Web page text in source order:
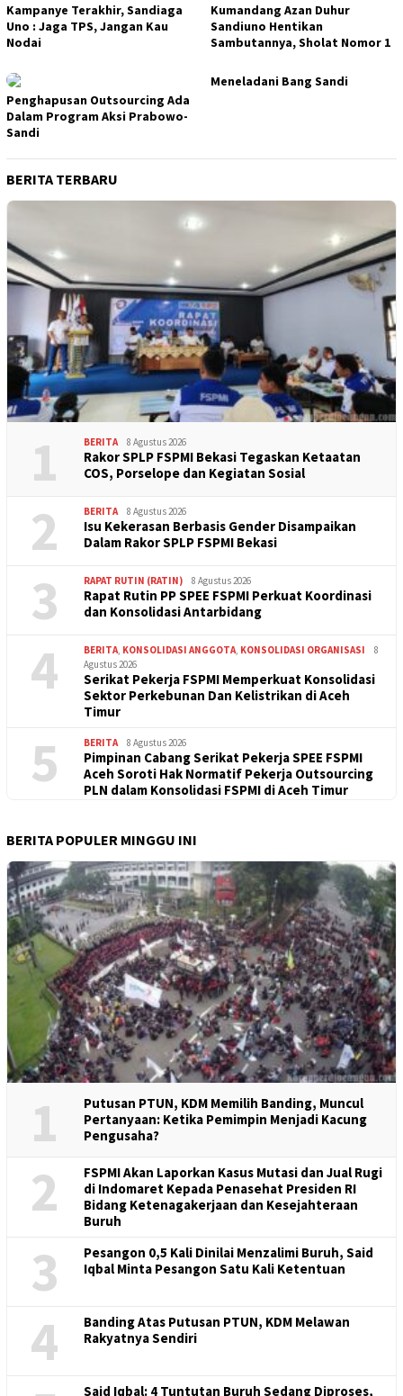
Kampanye Terakhir, Sandiaga
Uno : Jaga TPS, Jangan Kau
Nodai
Kumandang Azan Duhur
Sandiuno Hentikan
Sambutannya, Sholat Nomor 1
Penghapusan Outsourcing Ada
Dalam Program Aksi Prabowo-
Sandi
Meneladani Bang Sandi
BERITA TERBARU
1 BERITA 8 Agustus 2026
Rakor SPLP FSPMI Bekasi Tegaskan Ketaatan
COS, Porselope dan Kegiatan Sosial
2 BERITA 8 Agustus 2026
Isu Kekerasan Berbasis Gender Disampaikan
Dalam Rakor SPLP FSPMI Bekasi
3 RAPAT RUTIN (RATIN) 8 Agustus 2026
Rapat Rutin PP SPEE FSPMI Perkuat Koordinasi
dan Konsolidasi Antarbidang
4 BERITA KONSOLIDASI ANGGOTA KONSOLIDASI ORGANISASI
8
Agustus 2026
Serikat Pekerja FSPMI Memperkuat Konsolidasi
Sektor Perkebunan Dan Kelistrikan di Aceh
Timur
5 BERITA 8 Agustus 2026
Pimpinan Cabang Serikat Pekerja SPEE FSPMI
Aceh Soroti Hak Normatif Pekerja Outsourcing
PLN dalam Konsolidasi FSPMI di Aceh Timur
BERITA POPULER MINGGU INI
1
Putusan PTUN, KDM Memilih Banding, Muncul
Pertanyaan: Ketika Pemimpin Menjadi Kacung
Pengusaha?
2
FSPMI Akan Laporkan Kasus Mutasi dan Jual Rugi
di Indomaret Kepada Penasehat Presiden RI
Bidang Ketenagakerjaan dan Kesejahteraan
Buruh
3
Pesangon 0,5 Kali Dinilai Menzalimi Buruh, Said
Iqbal Minta Pesangon Satu Kali Ketentuan
4
Banding Atas Putusan PTUN, KDM Melawan
Rakyatnya Sendiri
Said Iqbal: 4 Tuntutan Buruh Sedang Diproses,